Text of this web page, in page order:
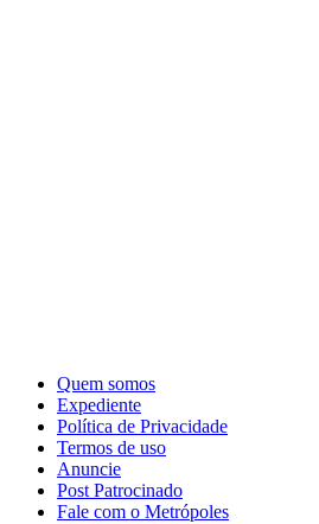
Quem somos
Expediente
Política de Privacidade
Termos de uso
Anuncie
Post Patrocinado
Fale com o Metrópoles